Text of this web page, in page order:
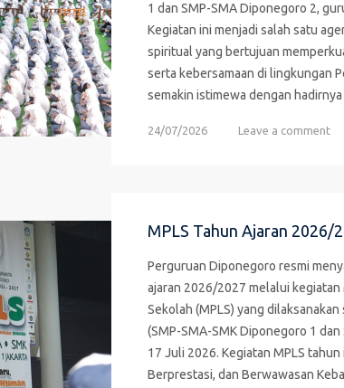
1 dan SMP-SMA Diponegoro 2,
Kegiatan ini menjadi salah satu
spiritual yang bertujuan
serta kebersamaan di lingkungan
semakin istimewa dengan
24/07/2026 Leave a comment
MPLS Tahun Ajaran 2026/
Perguruan Diponegoro resmi
ajaran 2026/2027 melalui
Sekolah (MPLS) yang
(SMP-SMA-SMK Diponegoro 1
17 Juli 2026. Kegiatan MPLS
Berprestasi, dan Berwawasan